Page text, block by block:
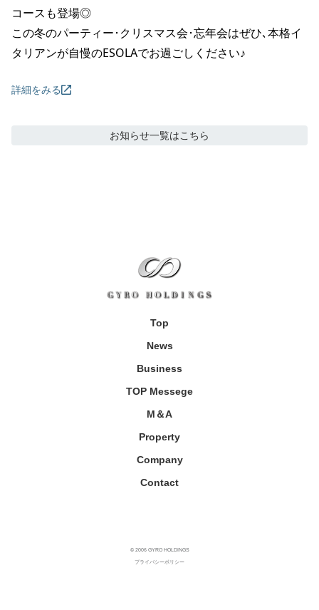
コースも登場◎
この冬のパーティー･クリスマス会･忘年会はぜひ､本格イ
タリアンが自慢のESOLAでお過ごしください♪
詳細をみる
お知らせ一覧はこちら
Top
News
Business
TOP Messege
M＆A
Property
Company
Contact
© 2006 GYRO HOLDINGS
プライバシーポリシー